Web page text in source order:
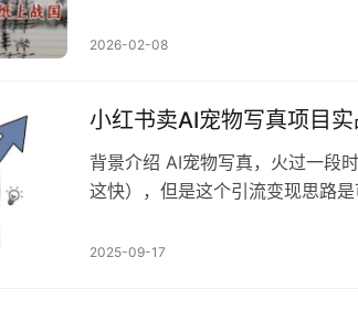
的有趣的打假内容（比如复刻名
2026-02-08
小红书卖AI宠物写真项目
背景介绍 AI宠物写真，火过一段
这快），但是这个引流变现思路
自己的小巧思，哪怕是AI宠物写
2025-09-17